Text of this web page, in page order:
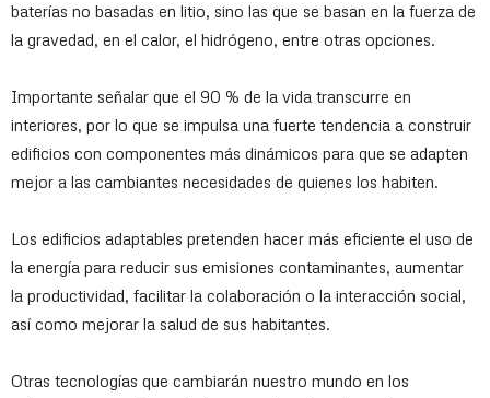
baterías no basadas en litio, sino las que se basan en la fuerza de
la gravedad, en el calor, el hidrógeno, entre otras opciones.
Importante señalar que el 90 % de la vida transcurre en
interiores, por lo que se impulsa una fuerte tendencia a construir
edificios con componentes más dinámicos para que se adapten
mejor a las cambiantes necesidades de quienes los habiten.
Los edificios adaptables pretenden hacer más eficiente el uso de
la energía para reducir sus emisiones contaminantes, aumentar
la productividad, facilitar la colaboración o la interacción social,
así como mejorar la salud de sus habitantes.
Otras tecnologías que cambiarán nuestro mundo en los